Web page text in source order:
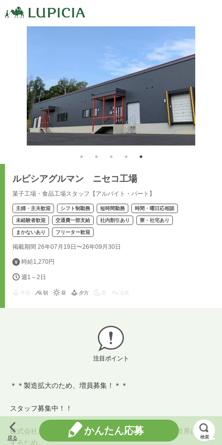
ルピシアグルマン ニセコ工場
菓子工場・食品工場スタッフ【アルバイト・パート】
主婦・主夫歓迎 シフト制勤務 短時間勤務 時間・曜日応相談
未経験者歓迎 交通費一部支給 社内割引あり 寮・社宅あり
まかないあり フリーター歓迎
掲載期間 26年07月19日〜26年09月30日
時給1,270円
週1～2日
朝 昼 夕方 夜 深夜
注目ポイント
＊＊製造拡大のため、増員募集！＊＊
スタッフ募集中！！
株式会社ルピシアグルマンでは、「豊かな食文化」を世界に発信
するため、
戻る
かんたん応募
検索